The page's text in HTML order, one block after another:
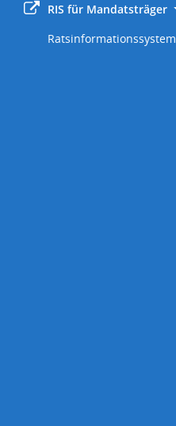
RIS für Mandatsträger
Ratsinformationssystem